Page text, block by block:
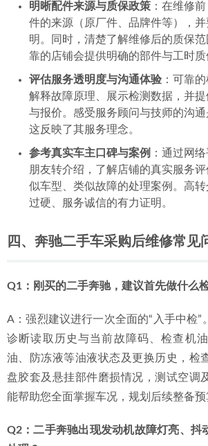
明晰配件来源与质保政策 ：在维修
件的来源（原厂件、品牌件等），
明。同时，清楚了解维修后的质保范
靠的店铺会提供明确的部件与工时质
评估服务透明度与沟通体验 ：可靠
解释故障原理、展示检测数据，并
与报价。感受服务顾问与技师的沟通
这反映了其服务理念。
参考真实车主口碑与案例
：通过网
朋友转介绍，了解店铺的真实服务
似车型、类似故障的处理案例。高
过硬、服务诚信的有力证明。
四、奔驰二手车采购后维修常见
Q1：刚买的二手奔驰，建议首先做什么
A：强烈建议进行一次全面的“入手中检”
诊断读取历史与当前故障码、检查机
油、防冻液等油液状态及更换历史，检
盘胶套及悬挂部件磨损情况，测试空调
能帮助您全面掌握车况，规划后续整备预
Q2：二手奔驰出现发动机故障灯亮、抖